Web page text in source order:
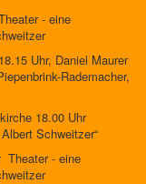
- eine
Uhr, Daniel Maurer
Rademacher,
18.00 Uhr
Schweitzer“
Theater - eine